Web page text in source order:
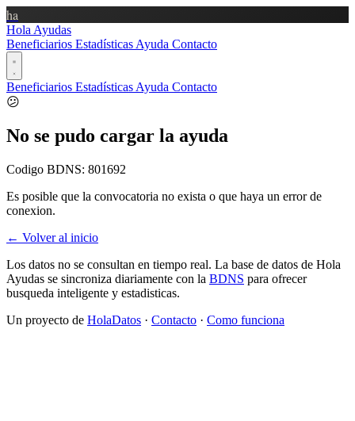
ha
Hola Ayudas
Beneficiarios Estadísticas Ayuda Contacto
Beneficiarios Estadísticas Ayuda Contacto
😕
No se pudo cargar la ayuda
Codigo BDNS: 801692
Es posible que la convocatoria no exista o que haya un error de
conexion.
← Volver al inicio
Los datos no se consultan en tiempo real. La base de datos de Hola
Ayudas se sincroniza diariamente con la BDNS para ofrecer
busqueda inteligente y estadisticas.
Un proyecto de HolaDatos · Contacto · Como funciona